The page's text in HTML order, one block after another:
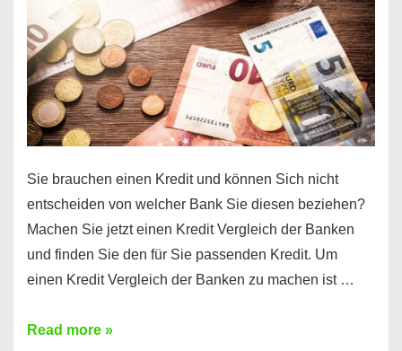
Euro
Kredit
finden
Sie brauchen einen Kredit und können Sich nicht
entscheiden von welcher Bank Sie diesen beziehen?
Machen Sie jetzt einen Kredit Vergleich der Banken
und finden Sie den für Sie passenden Kredit. Um
einen Kredit Vergleich der Banken zu machen ist …
Sie
Read more »